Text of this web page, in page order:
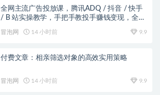
全网主流广告投放课，腾讯ADQ / 抖音 / 快手
/ B 站实操教学，手把手教投手赚钱变现，全套
冒泡网 14 小时前 9.9
付费文章：相亲筛选对象的高效实用策略
冒泡网 14 小时前 9.9